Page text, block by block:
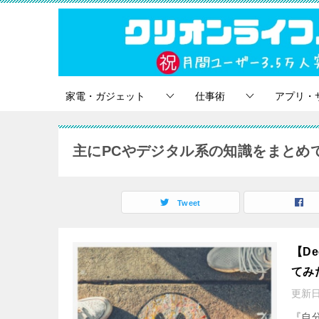
家電・ガジェット 仕事術 アプリ・
主にPCやデジタル系の知識をまとめ
Tweet
【
てみ
更新